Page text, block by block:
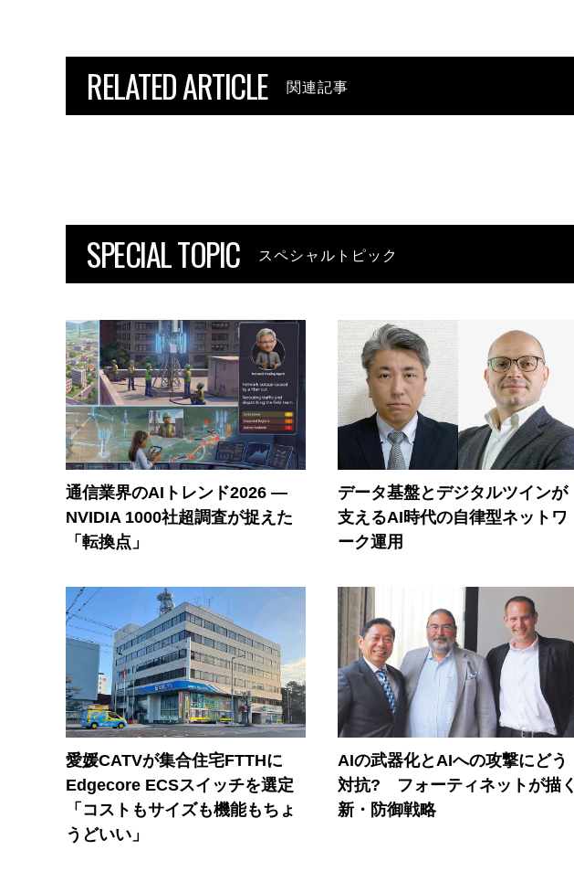
RELATED ARTICLE 関連記事
SPECIAL TOPIC スペシャルトピック
通信業界のAIトレンド2026 ―
NVIDIA 1000社超調査が捉えた
「転換点」
データ基盤とデジタルツインが
支えるAI時代の自律型ネットワ
ーク運用
愛媛CATVが集合住宅FTTHに
Edgecore ECSスイッチを選定
「コストもサイズも機能もちょ
うどいい」
AIの武器化とAIへの攻撃にどう
対抗? フォーティネットが描く
新・防御戦略